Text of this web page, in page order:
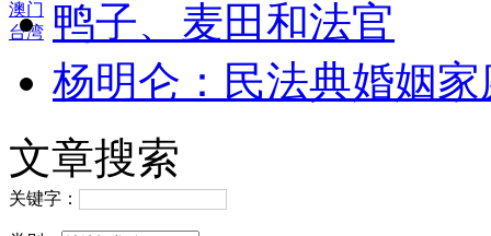
澳门
台湾 鸭子、麦田和法官
杨明仑：民法典婚姻
文章搜索
关键字：